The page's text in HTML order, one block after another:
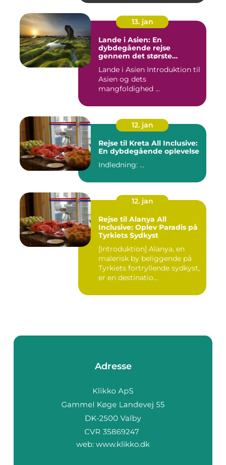
13. jan
Lande i Asien: En
dybdegående rejse
gennem det største
Lande i Asien Introduktion til
Asien og dets
mangfoldighed ...
12. jan
Rejse til Kreta All Inclusive:
En dybdegående oplevelse
Indledning: ...
12. jan
Rejse til Alanya All
Inclusive: Oplev Paradis på
Tyrkiets Sydkyst
[Introduktion] Alanya, en
malerisk by beliggende på
Tyrkiets fortryllende sydkyst,
er en destinatio...
Adresse
web: www.klikko.dk